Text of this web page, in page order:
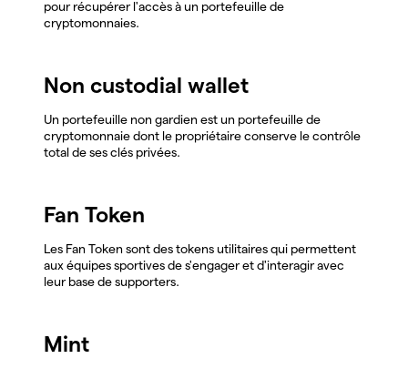
pour récupérer l'accès à un portefeuille de
cryptomonnaies.
Non custodial wallet
Un portefeuille non gardien est un portefeuille de
cryptomonnaie dont le propriétaire conserve le contrôle
total de ses clés privées.
Fan Token
Les Fan Token sont des tokens utilitaires qui permettent
aux équipes sportives de s'engager et d'interagir avec
leur base de supporters.
Mint